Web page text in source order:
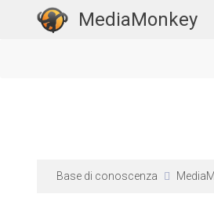
MediaMonkey
Base di conoscenza